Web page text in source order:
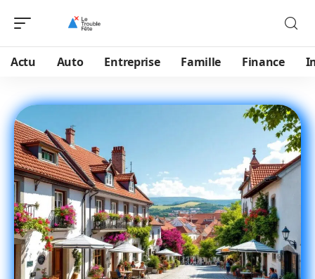
Actu Auto Entreprise Famille Finance